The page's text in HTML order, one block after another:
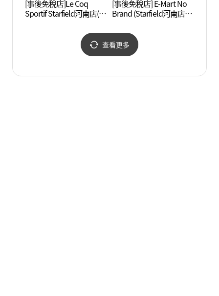
[事後免稅店]Le Coq
Sportif Starfield河南店(르
[事後免稅店] E-Mart No
Brand (Starfield河南店)
점)
查看更多